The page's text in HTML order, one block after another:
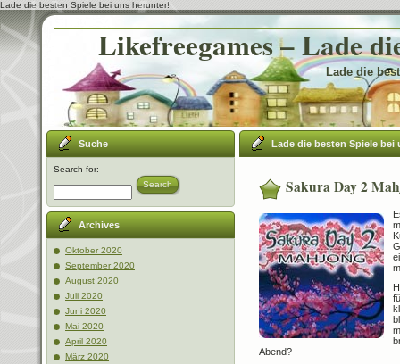
Lade die besten Spiele bei uns herunter!
Likefreegames – Lade
Lade die
Suche
Search for:
Search
Archives
Oktober 2020
September 2020
August 2020
Juli 2020
Juni 2020
Mai 2020
April 2020
März 2020
Lade die besten Spiele bei
Sakura Day 2
Abend?